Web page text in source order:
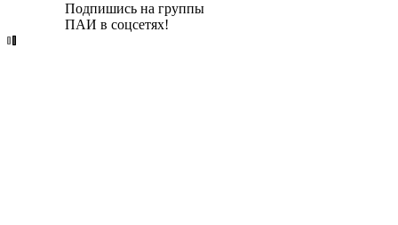
Подпишись на группы
ПАИ в соцсетях!